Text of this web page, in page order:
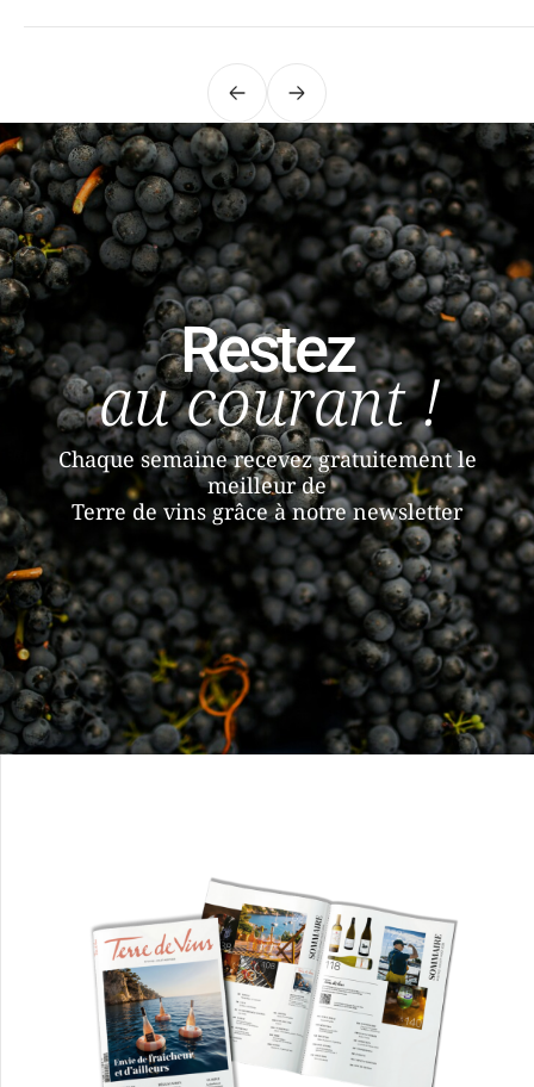
PrécédentSuivant
Restez
au courant !
Chaque semaine recevez gratuitement le
meilleur de
Terre de vins grâce à notre newsletter